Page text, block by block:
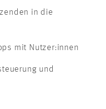
in die
mit Nutzer:innen
und